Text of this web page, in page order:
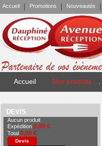
Accueil Promotions Nouveautés
Accueil Nos produits .
DEVIS
Aucun produit
Expédition 0,00 €
Total 0,00 €
Devis